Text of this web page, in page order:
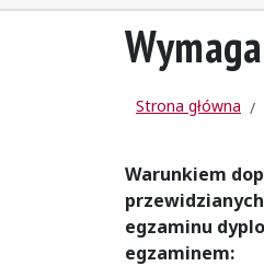
Strona główna
Warunkiem
egzaminu
egzaminem: